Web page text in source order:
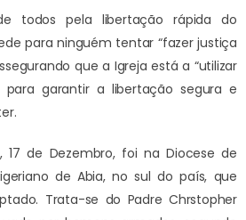
todos pela libertação rápida do
para ninguém tentar “fazer justiça
que a Igreja está a “utilizar
para garantir a libertação segura e
17 de Dezembro, foi na Diocese de
de Abia, no sul do país, que
Trata-se do Padre Chrstopher